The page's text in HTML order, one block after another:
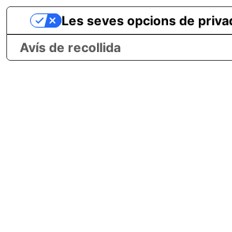
Avís de recollida
Les seves opcions de